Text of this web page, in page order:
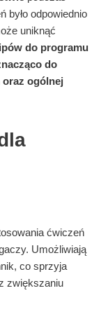
było odpowiednio
uniknąć
do programu
do
ogólnej
ćwiczeń
Umożliwiają
co sprzyja
zwiększaniu